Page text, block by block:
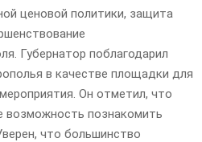
ценовой политики, защита
Губернатор поблагодарил
в качестве площадки для
Он отметил, что
возможность познакомить
что большинство